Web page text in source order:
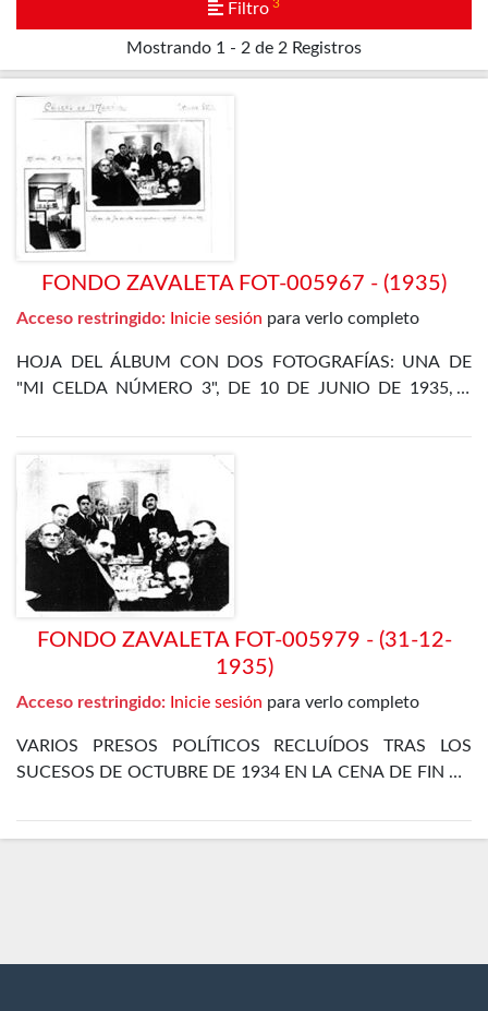
Mostrando 1 - 2 de 2 Registros
Filtro 3
FONDO ZAVALETA FOT-005967 - (1935)
Acceso restringido: Inicie sesión para verlo completo
HOJA DEL ÁLBUM CON DOS FOTOGRAFÍAS: UNA DE
"MI CELDA NÚMERO 3", DE 10 DE JUNIO DE 1935, Y
DEPARTAMENTO ESPECIAL, DE 31 DE DICIEMBRE DE
1935
FONDO ZAVALETA FOT-005979 - (31-12-
1935)
Acceso restringido: Inicie sesión para verlo completo
VARIOS PRESOS POLÍTICOS RECLUÍDOS TRAS LOS
SUCESOS DE OCTUBRE DE 1934 EN LA CENA DE FIN DE
DE MADRID